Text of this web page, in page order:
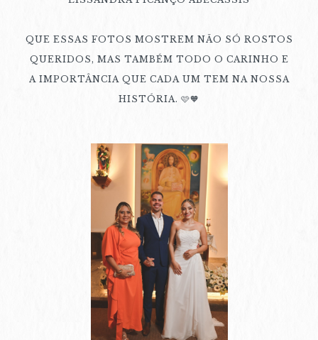
QUE ESSAS FOTOS MOSTREM NÃO SÓ ROSTOS
QUERIDOS, MAS TAMBÉM TODO O CARINHO E
A IMPORTÂNCIA QUE CADA UM TEM NA NOSSA
HISTÓRIA. 🩷🧡